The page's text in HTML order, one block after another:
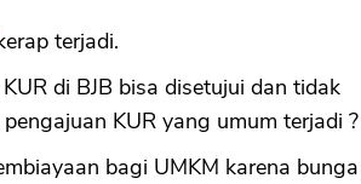
terjadi.
di BJB bisa disetujui dan tidak
KUR yang umum terjadi ?
bagi UMKM karena bunga